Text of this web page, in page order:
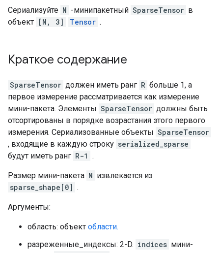
Сериализуйте N -минипакетный SparseTensor в
объект [N, 3] Tensor .
Краткое содержание
SparseTensor должен иметь ранг R больше 1, а
первое измерение рассматривается как измерение
мини-пакета. Элементы SparseTensor должны быть
отсортированы в порядке возрастания этого первого
измерения. Сериализованные объекты SparseTensor
, входящие в каждую строку serialized_sparse
будут иметь ранг R-1 .
Размер мини-пакета N извлекается из
sparse_shape[0] .
Аргументы:
область: объект области.
разреженные_индексы: 2-D. indices мини-